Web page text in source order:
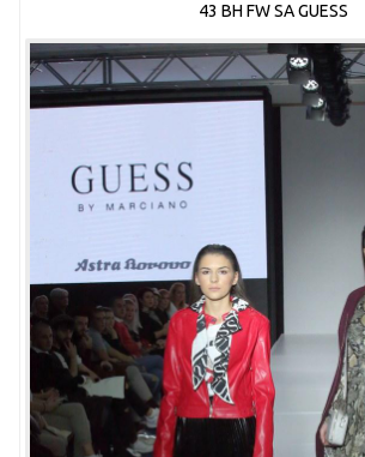
43 BH FW SA GUESS